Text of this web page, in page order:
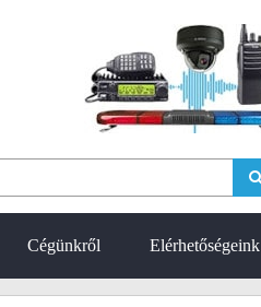
Cégünkről Elérhetőségeink